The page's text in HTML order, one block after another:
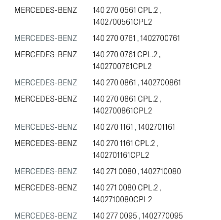
MERCEDES-BENZ
140 270 0561 CPL.2,
1402700561CPL2
MERCEDES-BENZ
140 270 0761 ,1402700761
MERCEDES-BENZ
140 270 0761 CPL.2,
1402700761CPL2
MERCEDES-BENZ
140 270 0861 ,1402700861
MERCEDES-BENZ
140 270 0861 CPL.2,
1402700861CPL2
MERCEDES-BENZ
140 270 1161 ,1402701161
MERCEDES-BENZ
140 270 1161 CPL.2,
1402701161CPL2
MERCEDES-BENZ
140 271 0080 ,1402710080
MERCEDES-BENZ
140 271 0080 CPL.2,
1402710080CPL2
MERCEDES-BENZ
140 277 0095 ,1402770095